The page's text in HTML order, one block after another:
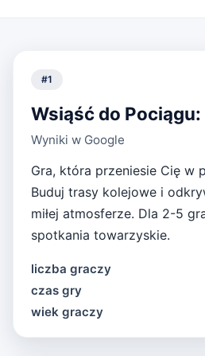
#1
Wsiąść do Pociągu:
Wyniki w Google
Gra, która przeniesie Cię w
Buduj trasy kolejowe i
miłej atmosferze. Dla 2-5
spotkania towarzyskie.
liczba graczy
czas gry
wiek graczy